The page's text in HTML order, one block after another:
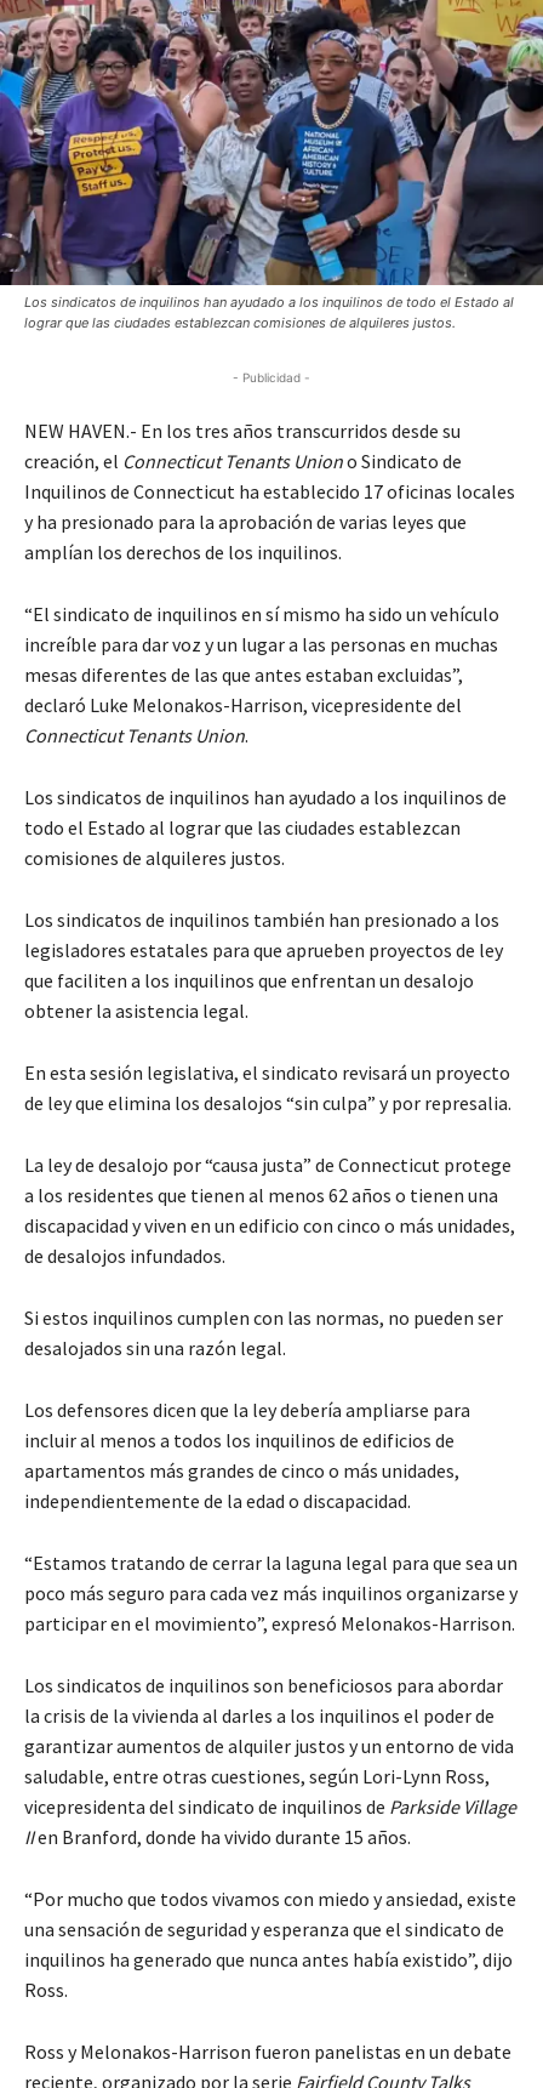
Los sindicatos de inquilinos han ayudado a los inquilinos de todo el Estado al
lograr que las ciudades establezcan comisiones de alquileres justos.
- Publicidad -
NEW HAVEN.- En los tres años transcurridos desde su
creación, el Connecticut Tenants Uniono Sindicato de
Inquilinos de Connecticut ha establecido 17 oficinas locales
y ha presionado para la aprobación de varias leyes que
amplían los derechos de los inquilinos.
“El sindicato de inquilinos en sí mismo ha sido un vehículo
increíble para dar voz y un lugar a las personas en muchas
mesas diferentes de las que antes estaban excluidas”,
declaró Luke Melonakos-Harrison, vicepresidente del
Connecticut Tenants Union.
Los sindicatos de inquilinos han ayudado a los inquilinos de
todo el Estado al lograr que las ciudades establezcan
comisiones de alquileres justos.
Los sindicatos de inquilinos también han presionado a los
legisladores estatales para que aprueben proyectos de ley
que faciliten a los inquilinos que enfrentan un desalojo
obtener la asistencia legal.
En esta sesión legislativa, el sindicato revisará un proyecto
de ley que elimina los desalojos “sin culpa” y por represalia.
La ley de desalojo por “causa justa” de Connecticut protege
a los residentes que tienen al menos 62 años o tienen una
discapacidad y viven en un edificio con cinco o más unidades,
de desalojos infundados.
Si estos inquilinos cumplen con las normas, no pueden ser
desalojados sin una razón legal.
Los defensores dicen que la ley debería ampliarse para
incluir al menos a todos los inquilinos de edificios de
apartamentos más grandes de cinco o más unidades,
independientemente de la edad o discapacidad.
“Estamos tratando de cerrar la laguna legal para que sea un
poco más seguro para cada vez más inquilinos organizarse y
participar en el movimiento”, expresó Melonakos-Harrison.
Los sindicatos de inquilinos son beneficiosos para abordar
la crisis de la vivienda al darles a los inquilinos el poder de
garantizar aumentos de alquiler justos y un entorno de vida
saludable, entre otras cuestiones, según Lori-Lynn Ross,
vicepresidenta del sindicato de inquilinos de Parkside Village
IIen Branford, donde ha vivido durante 15 años.
“Por mucho que todos vivamos con miedo y ansiedad, existe
una sensación de seguridad y esperanza que el sindicato de
inquilinos ha generado que nunca antes había existido”, dijo
Ross.
Ross y Melonakos-Harrison fueron panelistas en un debate
reciente, organizado por la serie Fairfield County Talks